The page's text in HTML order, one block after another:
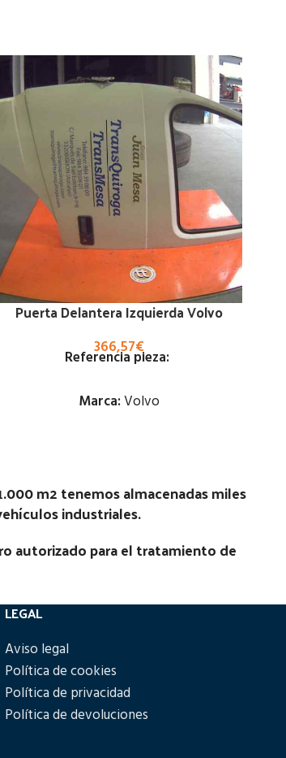
Puerta Delantera Izquierda Volvo
366,57€
Referencia pieza:
Marca:Volvo
Ubicación:
Notas:
Código Pieza:71480
m2 tenemos almacenadas miles
industriales.
autorizado para el tratamiento de
LEGAL
Aviso legal
Política de cookies
Política de privacidad
Política de devoluciones